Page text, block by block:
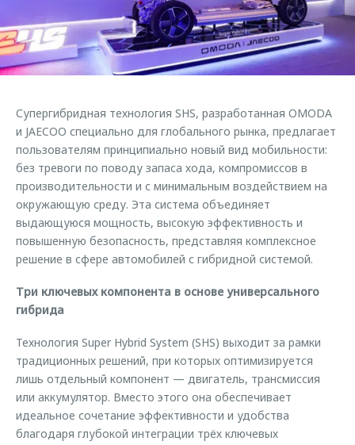
Кредитный калькулятор
Аксессуары
Оригинальные аксессуары
Запчасти
Трейд-ин
Калькулятор трейд-ин
Клиентская поддержка
O&J Автоклуб
Клуб владельцев OMODA
Аксессуары
Одежда и сувениры
Оригинальные аксессуары
Запчасти
Обратная связь
Супергибридная технология SHS, разработанная OMODA
и JAECOO специально для глобального рынка, предлагает
пользователям принципиально новый вид мобильности:
без тревоги по поводу запаса хода, компромиссов в
производительности и с минимальным воздействием на
окружающую среду. Эта система объединяет
выдающуюся мощность, высокую эффективность и
повышенную безопасность, представляя комплексное
решение в сфере автомобилей с гибридной системой.
Три ключевых компонента в основе универсального
гибрида
Технология Super Hybrid System (SHS) выходит за рамки
традиционных решений, при которых оптимизируется
лишь отдельный компонент — двигатель, трансмиссия
или аккумулятор. Вместо этого она обеспечивает
идеальное сочетание эффективности и удобства
благодаря глубокой интеграции трёх ключевых